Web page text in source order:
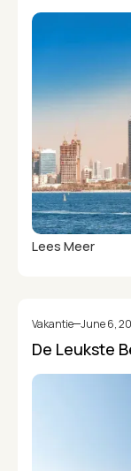
Lees Meer
Vakantie June 6,
De Leukste